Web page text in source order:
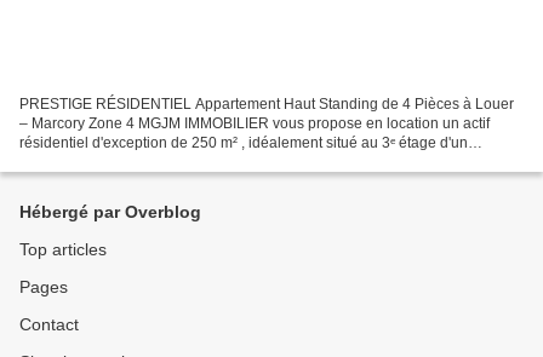
PRESTIGE RÉSIDENTIEL Appartement Haut Standing de 4 Pièces à Louer
– Marcory Zone 4 MGJM IMMOBILIER vous propose en location un actif
résidentiel d'exception de 250 m² , idéalement situé au 3ᵉ étage d'un
Hébergé par Overblog
Top articles
Pages
Contact